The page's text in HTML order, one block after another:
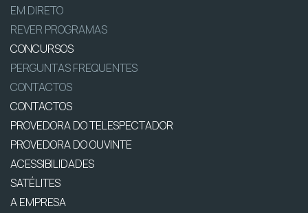
EM DIRETO
REVER PROGRAMAS
CONCURSOS
PERGUNTAS FREQUENTES
CONTACTOS
CONTACTOS
PROVEDORA DO TELESPECTADOR
PROVEDORA DO OUVINTE
ACESSIBILIDADES
SATÉLITES
A EMPRESA